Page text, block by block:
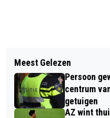
EXPOSITIERUIMTE
ZWEM- EN
VAART GEOPEND
ARTIANCE OPENT
CREATIEF OPEN
CANADAPLEIN
Meest Gelezen
Persoon
centrum
getuigen
AZ wint